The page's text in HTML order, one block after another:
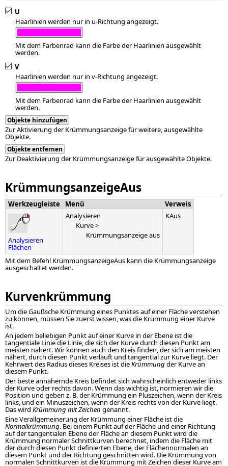
U
Haarlinien werden nur in u-Richtung angezeigt.
Mit dem Farbenrad kann die Farbe der Haarlinien ausgewählt
werden.
V
Haarlinien werden nur in v-Richtung angezeigt.
Mit dem Farbenrad kann die Farbe der Haarlinien ausgewählt
werden.
Objekte hinzufügen
Zur Aktivierung der Krümmungsanzeige für weitere, ausgewählte
Objekte.
Objekte entfernen
Zur Deaktivierung der Krümmungsanzeige für ausgewählte Objekte.
KrümmungsanzeigeAus
Werkzeugleiste Menü Verweis
Analysieren
Flächen
Analysieren
Kurve >
Krümmungsanzeige aus
KAus
Mit dem Befehl KrümmungsanzeigeAus kann die Krümmungsanzeige
ausgeschaltet werden.
Kurvenkrümmung
Um die Gaußsche Krümmung eines Punktes auf einer Fläche verstehen
zu können, müssen Sie zuerst wissen, was die Krümmung einer Kurve
ist.
An jedem beliebigen Punkt auf einer Kurve in der Ebene ist die
tangentiale Linie die Linie, die sich der Kurve durch diesen Punkt am
meisten nähert. Wir können auch den Kreis finden, der sich am meisten
nähert, durch diesen Punkt verläuft und tangential zur Kurve liegt. Der
Kehrwert des Radius dieses Kreises ist dieKrümmung der Kurve an
diesem Punkt.
Der beste annähernde Kreis befindet sich wahrscheinlich entweder links
der Kurve oder rechts davon. Wenn das wichtig ist, normieren wir die
Position und geben z. B. der Krümmung ein Pluszeichen, wenn der Kreis
links, und ein Minuszeichen, wenn der Kreis rechts von der Kurve liegt.
Das wird Krümmung mit Zeichen genannt.
Eine Verallgemeinerung der Krümmung einer Fläche ist die
Normalkrümmung. Bei einem Punkt auf der Fläche und einer Richtung
auf der tangentialen Ebene der Fläche an diesem Punkt wird die
Krümmung normaler Schnittkurven berechnet, indem die Fläche mit
der durch diesen Punkt definierten Ebene, der Flächennormalen an
diesem Punkt und der Richtung geschnitten wird. Die Krümmung von
normalen Schnittkurven ist die Krümmung mit Zeichen dieser Kurve am